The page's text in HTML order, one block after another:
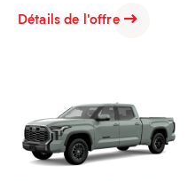
Détails de l'offre